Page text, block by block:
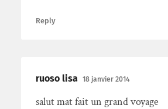
Reply
ruoso lisa 18 janvier 2014
salut mat fait un grand voyage